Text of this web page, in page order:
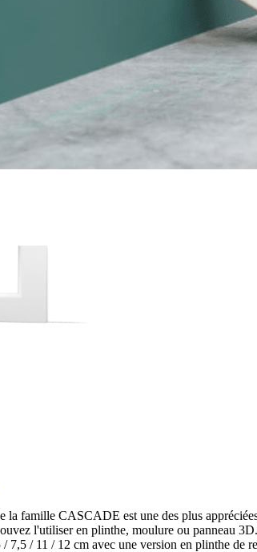
famille CASCADE est une des plus
l'utiliser en plinthe, moulure ou panneau
7,5 / 11 / 12 cm avec une version en plinthe de